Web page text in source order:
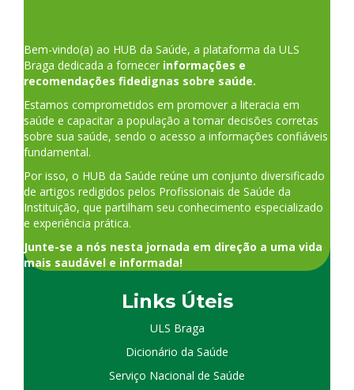
Bem-vindo(a) ao HUB da Saúde, a plataforma da ULS
Braga dedicada a fornecer informações e
recomendações fidedignas sobre saúde.
Estamos comprometidos em promover a literacia em
saúde e capacitar a população a tomar decisões corretas
sobre sua saúde, sendo o acesso a informações confiáveis
fundamental.
Por isso, o HUB da Saúde reúne um conjunto diversificado
de artigos redigidos pelos Profissionais de Saúde da
Instituição, que partilham seu conhecimento especializado
e experiência prática.
Junte-se a nós nesta jornada em direção a uma vida
mais saudável e informada!
Links Úteis
ULS Braga
Dicionário da Saúde
Serviço Nacional de Saúde